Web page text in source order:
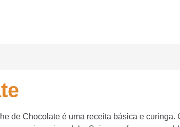
de Chocolate é uma receita básica e curinga.